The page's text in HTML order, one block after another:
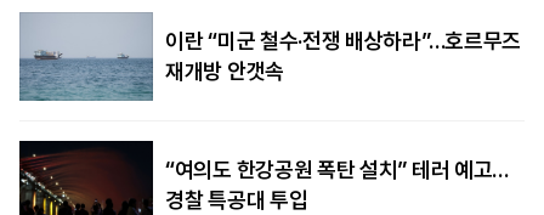
이란 “미군 철수·전쟁 배상하라”…호르무즈
재개방 안갯속
“여의도 한강공원 폭탄 설치” 테러 예고…
경찰 특공대 투입